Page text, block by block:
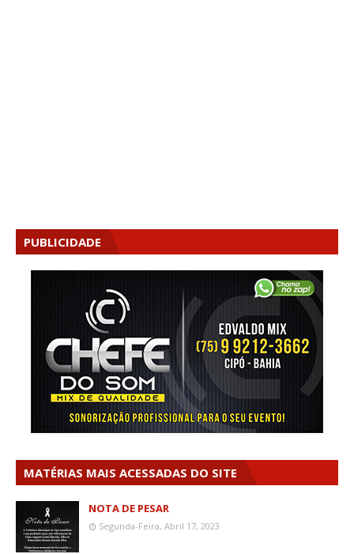
PUBLICIDADE
MATÉRIAS MAIS ACESSADAS DO SITE
NOTA DE PESAR
Segunda-Feira, Abril 17, 2023